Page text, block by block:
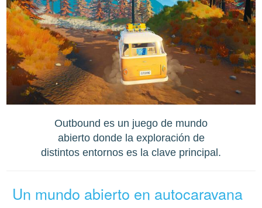
Outbound es un juego de mundo
abierto donde la exploración de
distintos entornos es la clave principal.
Un mundo abierto en autocaravana